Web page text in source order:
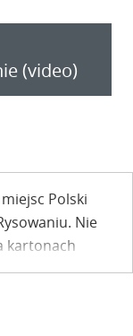
(video)
Polski
Nie
kartonach
pół